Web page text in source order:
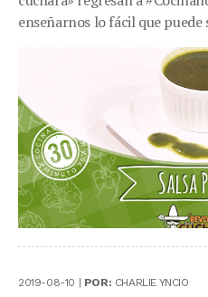
enseñarnos lo fácil que puede
2019-08-10 | POR: CHARLIE YNCIO